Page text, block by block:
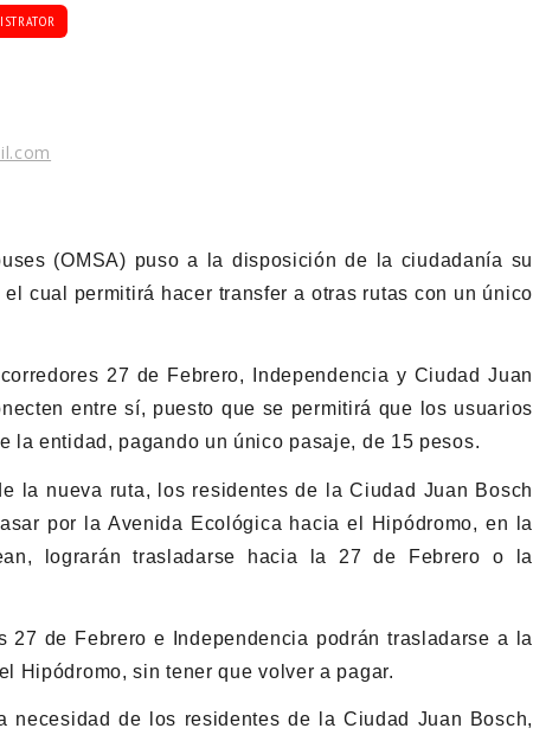
(OMSA) puso a la disposición de la ciudadanía su
cual permitirá hacer transfer a otras rutas con un único
27 de Febrero, Independencia y Ciudad Juan
entre sí, puesto que se permitirá que los usuarios
la entidad, pagando un único pasaje, de 15 pesos.
la nueva ruta, los residentes de la Ciudad Juan Bosch
por la Avenida Ecológica hacia el Hipódromo, en la
lograrán trasladarse hacia la 27 de Febrero o la
de Febrero e Independencia podrán trasladarse a la
Hipódromo, sin tener que volver a pagar.
de los residentes de la Ciudad Juan Bosch,